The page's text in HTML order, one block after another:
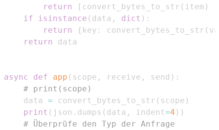
return
[ convert_bytes_to_str ( item )
if
isinstance ( data , dict ) :
return
{ key : convert_bytes_to_str (
return
async def app ( scope , receive , send ) :
# print(scope)
    data
= convert_bytes_to_str ( scope )
print ( json . dumps ( data , indent=4 ) )
# Überprüfe den Typ der Anfrage